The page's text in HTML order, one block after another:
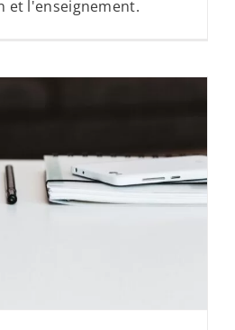
et l'enseignement.